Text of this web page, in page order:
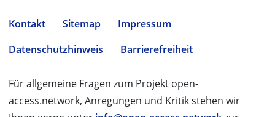
Kontakt Sitemap
Impressum
Datenschutzhinweis
Barrierefreiheit
Für allgemeine Fragen zum Projekt open-
access.network, Anregungen und Kritik stehen wir